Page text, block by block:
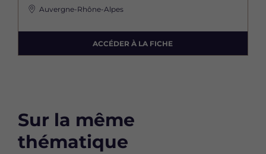
Auvergne-Rhône-Alpes
ACCÉDER À LA FICHE
Sur la même
thématique